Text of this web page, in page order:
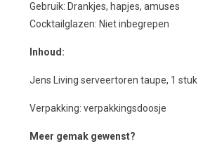
Gebruik: Drankjes, hapjes, amuses
Cocktailglazen: Niet inbegrepen
Inhoud:
Jens Living serveertoren taupe, 1 stuk
Verpakking: verpakkingsdoosje
Meer gemak gewenst?